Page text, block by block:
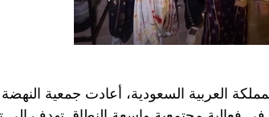
العربية السعودية، أعادت جمعية النهضة